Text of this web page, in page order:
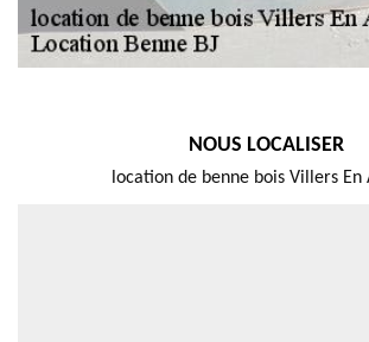
NOUS LOCALISER
location de benne bois Villers En